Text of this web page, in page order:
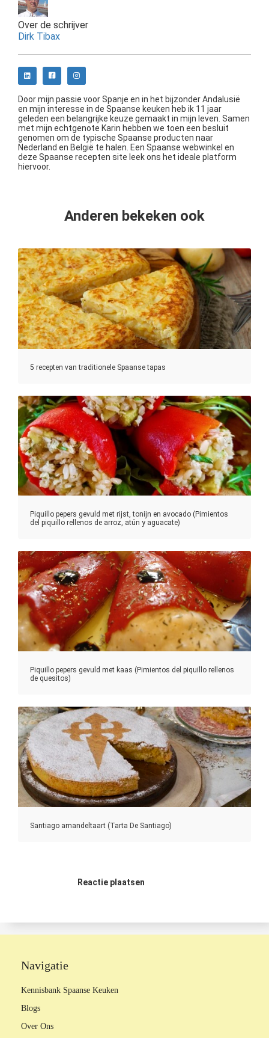
Over de schrijver
Dirk Tibax
Door mijn passie voor Spanje en in het bijzonder Andalusië
en mijn interesse in de Spaanse keuken heb ik 11 jaar
geleden een belangrijke keuze gemaakt in mijn leven. Samen
met mijn echtgenote Karin hebben we toen een besluit
genomen om de typische Spaanse producten naar
Nederland en België te halen. Een Spaanse webwinkel en
deze Spaanse recepten site leek ons het ideale platform
hiervoor.
Anderen bekeken ook
5 recepten van traditionele Spaanse tapas
Piquillo pepers gevuld met rijst, tonijn en avocado (Pimientos
del piquillo rellenos de arroz, atún y aguacate)
Piquillo pepers gevuld met kaas (Pimientos del piquillo rellenos
de quesitos)
Santiago amandeltaart (Tarta De Santiago)
Reactie plaatsen
Navigatie
Kennisbank Spaanse Keuken
Blogs
Over Ons